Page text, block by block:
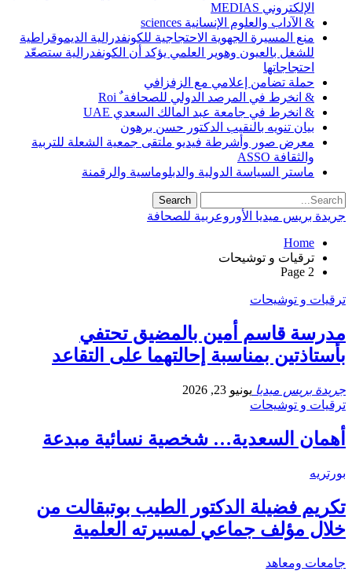
الإلكتروني MEDIAS
& الآداب والعلوم الإنسانية sciences
منع المسيرة الجهوية الاحتجاجية للكونفدرالية الديموقراطية
للشغل بالعيون وهوير العلمي يؤكد أن الكونفدرالية ستصعّد
احتجاجاتها
حملة تضامن إعلامي مع الزفزافي
& انخرط في المرصد الدولي للصحافة ٌ Roi
& انخرط في جامعة عبد المالك السعدي UAE
بيان تنويه بالنقيب الدكتور حسن برهون
معرض صور وأشرطة فيديو ملتقى جمعية الشعلة للتربية
والثقافة ASSO
ماستر السياسة الدولية والدبلوماسية والرقمنة
جريدة بريس ميديا الأوروعربية للصحافة
Home
ترقيات و توشيحات
Page 2
ترقيات و توشيحات
مدرسة قاسم أمين بالمضيق تحتفي
بأستاذتين بمناسبة إحالتهما على التقاعد
جريدة بريس ميديا يونيو 23, 2026
ترقيات و توشيحات
أهمان السعدية… شخصية نسائية مبدعة
بورتريه
تكريم فضيلة الدكتور الطيب بوتبقالت من
خلال مؤلف جماعي لمسيرته العلمية
جامعات ومعاهد